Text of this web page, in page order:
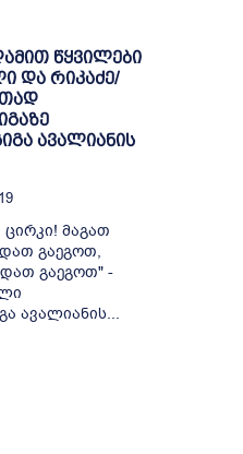
წყვილები
და რიკაძე/
ავალიანის
მაგათ
გაეგოთ,
გაეგოთ" -
ავალიანის...